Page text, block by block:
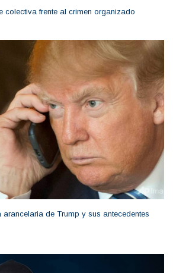
colectiva frente al crimen organizado
de Trump y sus antecedentes